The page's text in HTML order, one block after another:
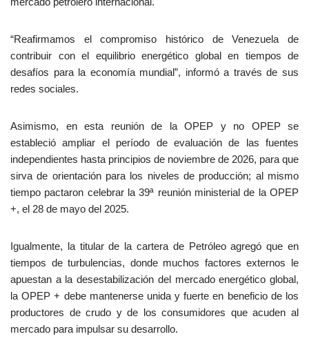
“Reafirmamos el compromiso histórico de Venezuela de
contribuir con el equilibrio energético global en tiempos de
desafíos para la economía mundial”, informó a través de sus
redes sociales.
Asimismo, en esta reunión de la OPEP y no OPEP se
estableció ampliar el período de evaluación de las fuentes
independientes hasta principios de noviembre de 2026, para que
sirva de orientación para los niveles de producción; al mismo
tiempo pactaron celebrar la 39ª reunión ministerial de la OPEP
+, el 28 de mayo del 2025.
Igualmente, la titular de la cartera de Petróleo agregó que en
tiempos de turbulencias, donde muchos factores externos le
apuestan a la desestabilización del mercado energético global,
la OPEP + debe mantenerse unida y fuerte en beneficio de los
productores de crudo y de los consumidores que acuden al
mercado para impulsar su desarrollo.